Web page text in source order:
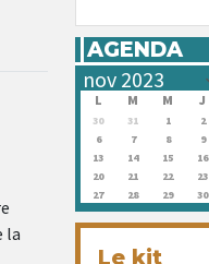
la
AGENDA
L M M J
30 31 1 2
6
7 8 9
13
14 15 16
20
21 22 23
27
28 29 30
Le kit